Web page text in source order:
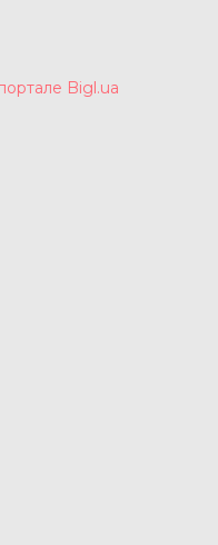
Bigl.ua